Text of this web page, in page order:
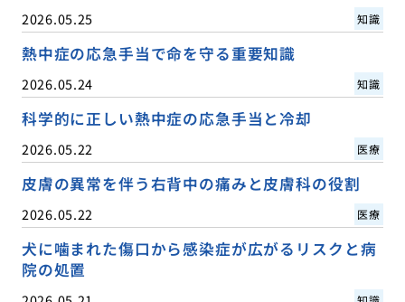
2026.05.25 知識
熱中症の応急手当で命を守る重要知識
2026.05.24 知識
科学的に正しい熱中症の応急手当と冷却
2026.05.22 医療
皮膚の異常を伴う右背中の痛みと皮膚科の役割
2026.05.22 医療
犬に噛まれた傷口から感染症が広がるリスクと病
院の処置